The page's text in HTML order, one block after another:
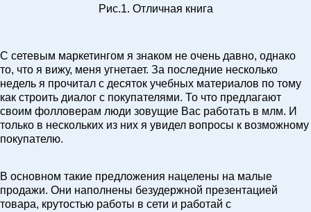
Рис.1. Отличная книга
С сетевым маркетингом я знаком не очень давно, однако
то, что я вижу, меня угнетает. За последние несколько
недель я прочитал с десяток учебных материалов по тому
как строить диалог с покупателями. То что предлагают
своим фолловерам люди зовущие Вас работать в млм. И
только в нескольких из них я увидел вопросы к возможному
покупателю.
В основном такие предложения нацелены на малые
продажи. Они наполнены безудержной презентацией
товара, крутостью работы в сети и работай с